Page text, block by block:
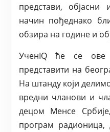
представи,
начин пођеднако
обзира на године и
УченIQ ће се
представити на
На штанду који
вредни чланови и
децом Менсе
програм радионица,